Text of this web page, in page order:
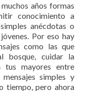
años formas
conocimiento a
anécdotas o
Por eso hay
como las que
bosque, cuidar la
tus mayores entre
simples y
tiempo, pero ahora